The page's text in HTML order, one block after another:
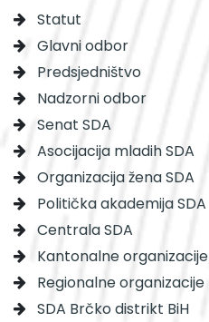
Statut
Glavni odbor
Predsjedništvo
Nadzorni odbor
Senat SDA
Asocijacija mladih SDA
Organizacija žena SDA
Politička akademija SDA
Centrala SDA
Kantonalne organizacije
Regionalne organizacije
SDA Brčko distrikt BiH